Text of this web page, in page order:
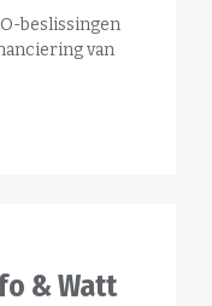
beslissingen
van
& Watt